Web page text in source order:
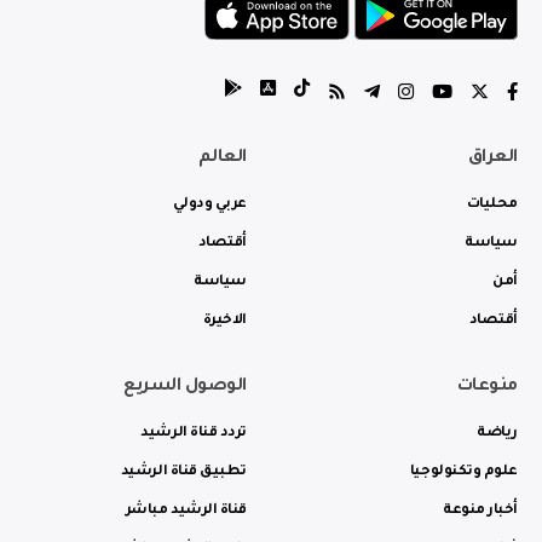
العراق
محليات
سياسة
أمن
أقتصاد
العالم
عربي ودولي
أقتصاد
سياسة
الاخيرة
منوعات
رياضة
علوم وتكنولوجيا
أخبار منوعة
الوصول السريع
تردد قناة الرشيد
تطبيق قناة الرشيد
قناة الرشيد مباشر